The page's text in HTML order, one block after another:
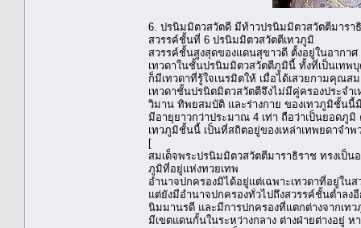
6. ปรนิมมิตวสวัตดี มีท้าวปรนิมมิตวสวัตตีมารา
สวรรค์ชั้นที่ 6 ปรนิมมิตวสวัตตีเทวภูมิ
สวรรค์ชั้นสูงสุดของแดนสุขาวดี ตั้งอยู่ในอากา
เทวดาในชั้นปรนิมมิตวสวัตตีภูมินี้ ทั้งที่เป็นเทพ
ก็มีเทวดาที่รู้ใจเนรมิตให้ เมื่อได้เสวยกามคุณ
เทวดาชั้นปรนิตมิตวสวัตตีจึงไม่มีคู่ครองประจำ
วิมาน ทิพยสมบัติ และร่างกาย ของเทวภูมิชั้น
มีอายุยาวกว่าประมาณ 4 เท่า ถือว่าเป็นยอดภู
เทวภูมิชั้นนี้ เป็นที่สถิตอยู่ของเหล่าเทพยดาจำ
[
สมเด็จพระปรนิมมิตวสวัตตีมาราธิราช ทรงเป็
ภูมิที่อยู่แห่งทวยเทพ
อำนาจปกครองมิได้อยู่แต่เฉพาะเทวดาที่อยู่ใ
แต่ยังมีอำนาจปกครองทั่วไปถึงสวรรค์ชั้นต่ำล
นิมมานรดี และมีการปกครองที่แตกต่างจากเท
มีเขตแดนกั้นในระหว่างกลาง ต่างฝ่ายต่างอยู่